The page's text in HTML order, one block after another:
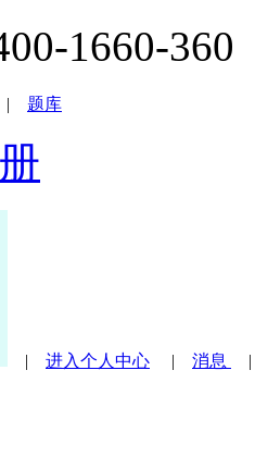
1660-
题库
| 进入个人中心 | 消息